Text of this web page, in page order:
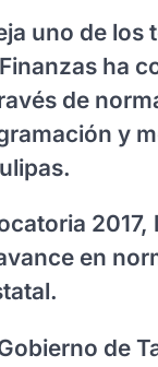
uno de los
ha
de
y
en
de